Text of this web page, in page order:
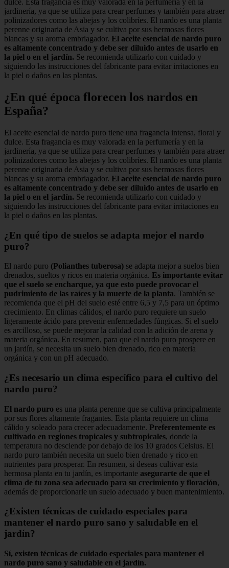
dulce. Esta fragancia es muy valorada en la perfumería y en la
jardinería, ya que se utiliza para crear perfumes y también para atraer
polinizadores como las abejas y los colibríes. El nardo es una planta
perenne originaria de Asia y se cultiva por sus hermosas flores
blancas y su aroma embriagador. El aceite esencial de nardo puro
es altamente concentrado y debe ser diluido antes de usarlo en
la piel o en el jardín. Se recomienda utilizarlo con cuidado y
siguiendo las instrucciones del fabricante para evitar irritaciones en
la piel o daños en las plantas.
¿En qué época florecen los nardos en
España?
El aceite esencial de nardo puro tiene una fragancia intensa, floral y
dulce. Esta fragancia es muy valorada en la perfumería y en la
jardinería, ya que se utiliza para crear perfumes y también para atraer
polinizadores como las abejas y los colibríes. El nardo es una planta
perenne originaria de Asia y se cultiva por sus hermosas flores
blancas y su aroma embriagador. El aceite esencial de nardo puro
es altamente concentrado y debe ser diluido antes de usarlo en
la piel o en el jardín. Se recomienda utilizarlo con cuidado y
siguiendo las instrucciones del fabricante para evitar irritaciones en
la piel o daños en las plantas.
¿En qué tipo de suelos se adapta mejor el nardo
puro?
El nardo puro (Polianthes tuberosa) se adapta mejor a suelos bien
drenados, sueltos y ricos en materia orgánica. Es importante evitar
que el suelo se encharque, ya que esto puede provocar el
pudrimiento de las raíces y la muerte de la planta. También se
recomienda que el pH del suelo esté entre 6,5 y 7,5 para un óptimo
crecimiento. En climas cálidos, el nardo puro requiere un suelo
ligeramente ácido para prevenir enfermedades fúngicas. Si el suelo
es arcilloso, se puede mejorar la calidad con la adición de arena y
materia orgánica. En resumen, para que el nardo puro prospere en
un jardín, se necesita un suelo bien drenado, rico en materia
orgánica y con un pH adecuado.
¿Es necesario un clima específico para el cultivo del
nardo puro?
El nardo puro es una planta perenne que se cultiva principalmente
por sus flores altamente fragantes. Esta planta requiere un clima
cálido y soleado para crecer adecuadamente. Preferentemente es
cultivado en regiones tropicales y subtropicales, donde la
temperatura no desciende por debajo de los 10 grados Celsius. El
nardo puro también necesita un suelo bien drenado y rico en
nutrientes para prosperar. En resumen, si deseas cultivar esta
hermosa planta en tu jardín, es importante asegurarte de que el
clima de tu zona sea adecuado para su crecimiento y floración,
además de proporcionarle un suelo adecuado y buen mantenimiento.
¿Existen técnicas de cuidado especiales para
mantener el nardo puro sano y saludable en el
jardín?
Sí, existen técnicas de cuidado especiales para mantener el
nardo puro sano y saludable en el jardín.